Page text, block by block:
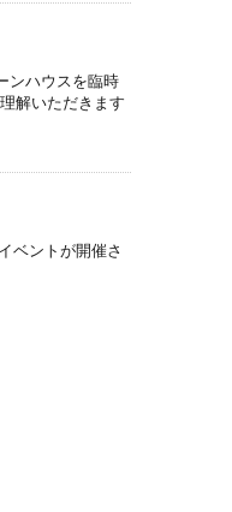
ンハウスを臨時
解いただきます
ベントが開催さ